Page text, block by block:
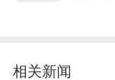
相关新闻